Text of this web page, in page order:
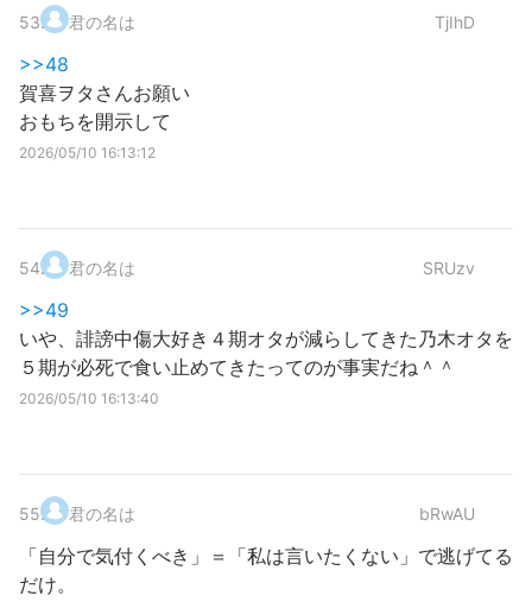
53. 君の名は TjIhD
>>48
賀喜ヲタさんお願い
おもちを開示して
2026/05/10 16:13:12
54. 君の名は SRUzv
>>49
いや、誹謗中傷大好き４期オタが減らしてきた乃木オタを
５期が必死で食い止めてきたってのが事実だね＾＾
2026/05/10 16:13:40
55. 君の名は bRwAU
「自分で気付くべき」＝「私は言いたくない」で逃げてる
だけ。